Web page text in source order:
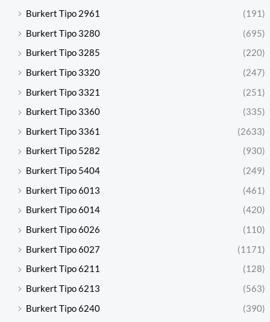
Burkert Tipo 2961
(191)
Burkert Tipo 3280
(695)
Burkert Tipo 3285
(220)
Burkert Tipo 3320
(247)
Burkert Tipo 3321
(251)
Burkert Tipo 3360
(335)
Burkert Tipo 3361
(2633)
Burkert Tipo 5282
(930)
Burkert Tipo 5404
(249)
Burkert Tipo 6013
(461)
Burkert Tipo 6014
(420)
Burkert Tipo 6026
(110)
Burkert Tipo 6027
(1171)
Burkert Tipo 6211
(128)
Burkert Tipo 6213
(563)
Burkert Tipo 6240
(390)